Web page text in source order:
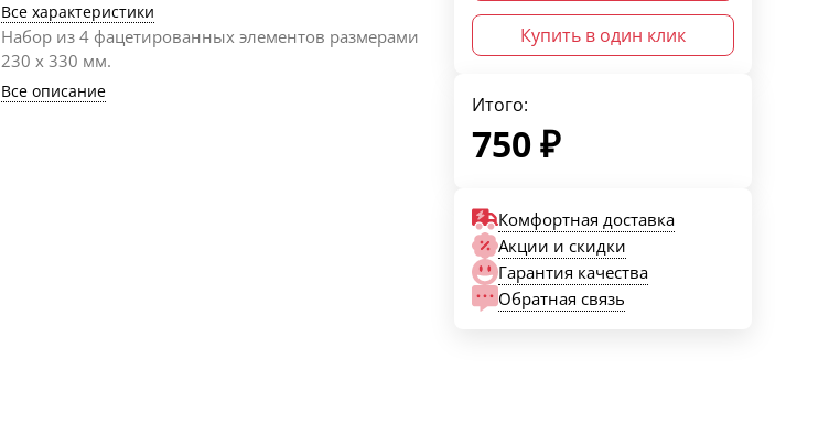
Все характеристики
Набор из 4 фацетированных элементов размерами
230 х 330 мм.
Все описание
Купить в один клик
Итого:
750₽
Комфортная доставка
Акции и скидки
Гарантия качества
Обратная связь